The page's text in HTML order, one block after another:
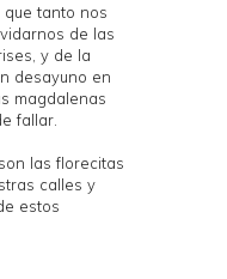
que tanto nos
de las
y de la
desayuno en
magdalenas
fallar.
las florecitas
calles y
estos